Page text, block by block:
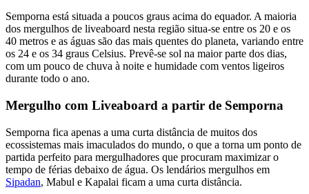
Semporna está situada a poucos graus acima do equador. A maioria
dos mergulhos de liveaboard nesta região situa-se entre os 20 e os
40 metros e as águas são das mais quentes do planeta, variando entre
os 24 e os 34 graus Celsius. Prevê-se sol na maior parte dos dias,
com um pouco de chuva à noite e humidade com ventos ligeiros
durante todo o ano.
Mergulho com Liveaboard a partir de Semporna
Semporna fica apenas a uma curta distância de muitos dos
ecossistemas mais imaculados do mundo, o que a torna um ponto de
partida perfeito para mergulhadores que procuram maximizar o
tempo de férias debaixo de água. Os lendários mergulhos em
Sipadan, Mabul e Kapalai ficam a uma curta distância.